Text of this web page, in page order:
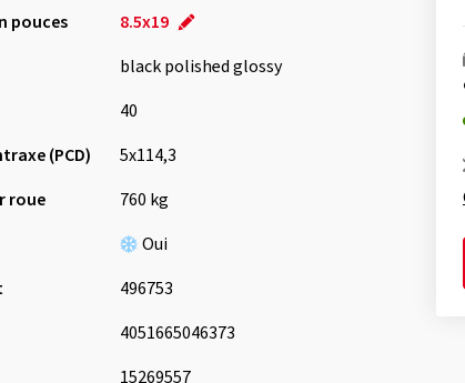
pouces
8.5x19
black polished glossy
40
(PCD)
5x114,3
roue
760 kg
Oui
496753
4051665046373
15269557